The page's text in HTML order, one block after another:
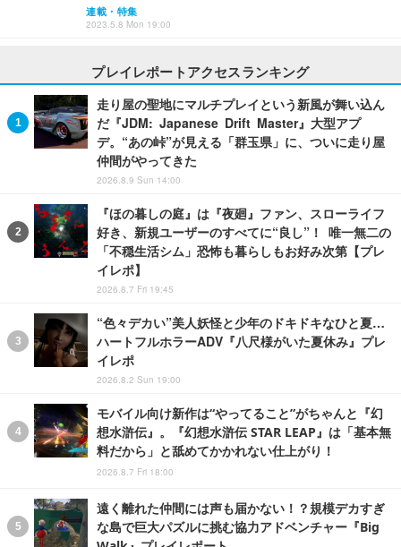
連載・特集
2023.5.8 Mon 19:00
プレイレポートアクセスランキング
走り屋の聖地にマルチプレイという新風が舞い込ん
だ『JDM: Japanese Drift Master』大型アプ
デ。“あの峠”が見える「群玉県」に、ついに走り屋
仲間がやってきた
2026.8.9 Sun 14:00
『ほの暮しの庭』は『夜廻』ファン、スローライフ
好き、新規ユーザーのすべてに“良し”！ 唯一無二の
「不穏生活シム」恐怖も暮らしもお好み次第【プレ
イレポ】
2026.8.7 Fri 19:45
“色々デカい”美人妖怪と少年のドキドキなひと夏…
ハートフルホラーADV『八尺様がいた夏休み』プレ
イレポ
2026.8.2 Sun 19:00
モバイル向け新作は“やってること”がちゃんと『幻
想水滸伝』。『幻想水滸伝 STAR LEAP』は「基本無
料だから」と舐めてかかれない仕上がり！
2026.8.7 Fri 18:00
遠く離れた仲間には声も届かない！？規模デカすぎ
な島で巨大パズルに挑む協力アドベンチャー『Big